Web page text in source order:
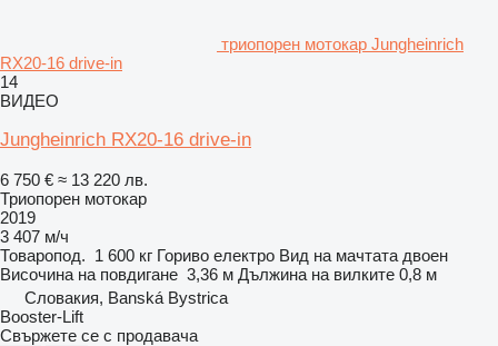
триопорен мотокар Jungheinrich
RX20-16 drive-in
14
ВИДЕО
Jungheinrich RX20-16 drive-in
6 750 € ≈ 13 220 лв.
Триопорен мотокар
2019
3 407 м/ч
Товаропод. 1 600 кг Гориво електро Вид на мачтата двоен
Височина на повдигане 3,36 м Дължина на вилките 0,8 м
Словакия, Banská Bystrica
Booster-Lift
Свържете се с продавача